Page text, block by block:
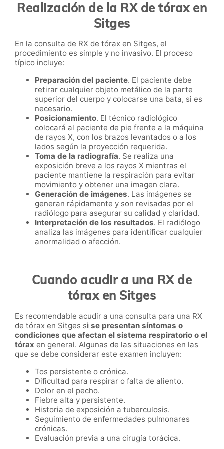
Realización de la RX de tórax en
Sitges
En la consulta de RX de tórax en Sitges, el
procedimiento es simple y no invasivo. El proceso
típico incluye:
Preparación del paciente. El paciente debe
retirar cualquier objeto metálico de la parte
superior del cuerpo y colocarse una bata, si es
necesario.
Posicionamiento. El técnico radiológico
colocará al paciente de pie frente a la máquina
de rayos X, con los brazos levantados o a los
lados según la proyección requerida.
Toma de la radiografía. Se realiza una
exposición breve a los rayos X mientras el
paciente mantiene la respiración para evitar
movimiento y obtener una imagen clara.
Generación de imágenes. Las imágenes se
generan rápidamente y son revisadas por el
radiólogo para asegurar su calidad y claridad.
Interpretación de los resultados. El radiólogo
analiza las imágenes para identificar cualquier
anormalidad o afección.
Cuando acudir a una RX de
tórax en Sitges
Es recomendable acudir a una consulta para una RX
de tórax en Sitges si se presentan síntomas o
condiciones que afectan el sistema respiratorio o el
tórax en general. Algunas de las situaciones en las
que se debe considerar este examen incluyen:
Tos persistente o crónica.
Dificultad para respirar o falta de aliento.
Dolor en el pecho.
Fiebre alta y persistente.
Historia de exposición a tuberculosis.
Seguimiento de enfermedades pulmonares
crónicas.
Evaluación previa a una cirugía torácica.